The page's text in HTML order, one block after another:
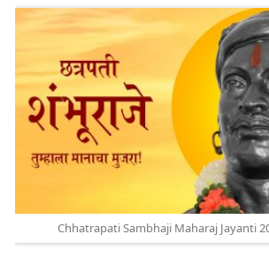
Chhatrapati Sambhaji Maharaj Jayanti